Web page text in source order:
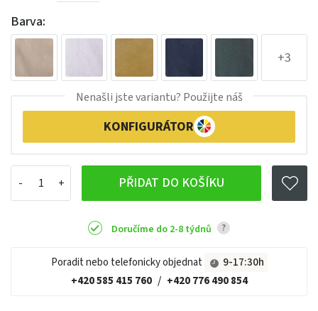
Barva:
+3
PŘIDAT DO KOŠÍKU
Nenašli jste variantu? Použijte náš
KONFIGURÁTOR
Doručíme do 2-8 týdnů ?
Poradit nebo telefonicky objednat
9-17:30h
+420 585 415 760 / +420 776 490 854